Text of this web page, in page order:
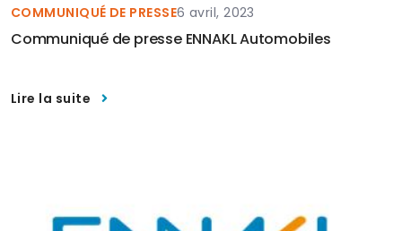
COMMUNIQUÉ DE PRESSE6 avril, 2023
Communiqué de presse ENNAKL Automobiles
Lire la suite